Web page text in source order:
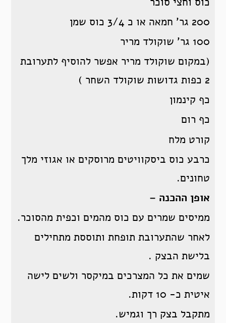
200 גר’ חמאה או כ 3/4 כוס שמן
100 גר’ שוקולד מריר
(במקום שוקולד מריר אפשר להוסיף לתערובת
2 כפות גדושות שוקולד השחר )
כף קינמון
כף רום
קורט מלח
כרבע כוס ביסקוויטים מרוסקים או אגוזי מלך
טחונים.
אופן ההכנה –
ממיסים שמרים עם כוס מהמים וכפית מהסוכר.
לאחר שהתערובת תופחת ותוססת מתחילים
בלישת הבצק .
שמים את כל המצרכים במיקסר ולשים לישה
איטית כ- 10 דקות.
מתקבל בצק רך וגמיש.